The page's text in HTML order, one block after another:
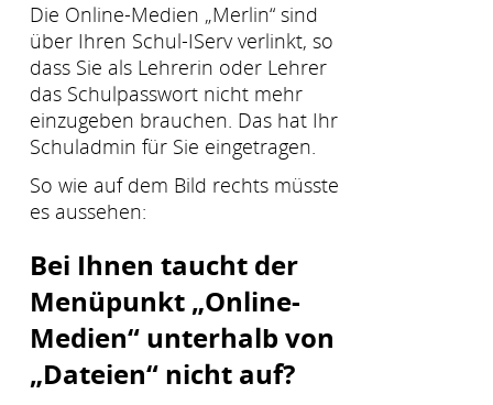
Die Online-Medien „Merlin“ sind
über Ihren Schul-IServ verlinkt, so
dass Sie als Lehrerin oder Lehrer
das Schulpasswort nicht mehr
einzugeben brauchen. Das hat Ihr
Schuladmin für Sie eingetragen.
So wie auf dem Bild rechts müsste
es aussehen:
Bei Ihnen taucht der
Menüpunkt „Online-
Medien“ unterhalb von
„Dateien“ nicht auf?